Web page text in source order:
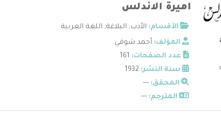
اميرة الاندلس
الأقسام: الأدب, البلاغة, اللغة العربية
المؤلف: أحمد شوقي
عدد الصفحات:
سنة النشر:
المحقق: ---
المترجم: ---